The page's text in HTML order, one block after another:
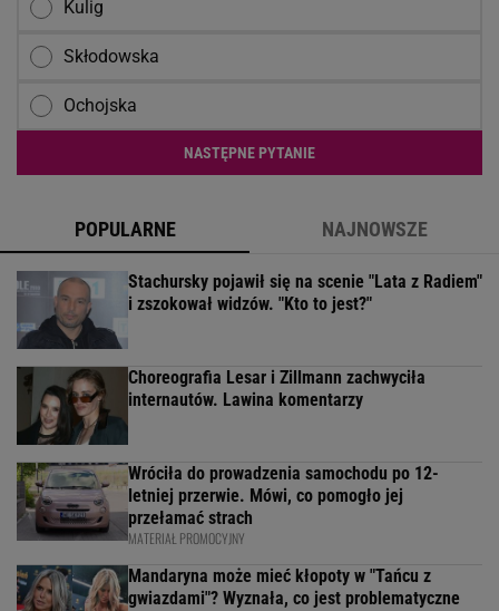
Kulig
Skłodowska
Ochojska
NASTĘPNE PYTANIE
POPULARNE NAJNOWSZE
Stachursky pojawił się na scenie "Lata z Radiem"
i zszokował widzów. "Kto to jest?"
Choreografia Lesar i Zillmann zachwyciła
internautów. Lawina komentarzy
Wróciła do prowadzenia samochodu po 12-
letniej przerwie. Mówi, co pomogło jej
przełamać strach
MATERIAŁ PROMOCYJNY
Mandaryna może mieć kłopoty w "Tańcu z
gwiazdami"? Wyznała, co jest problematyczne